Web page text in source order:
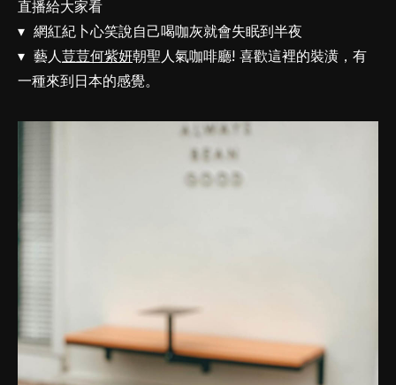
直播給大家看
▾ 網紅紀卜心笑說自己喝咖灰就會失眠到半夜
▾ 藝人荳荳何紫妍朝聖人氣咖啡廳! 喜歡這裡的裝潢，有
一種來到日本的感覺。